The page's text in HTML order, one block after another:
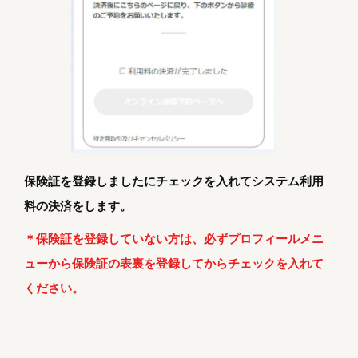
保険証を登録しましたにチェックを入れてシステム利用
料の決済をします。
＊保険証を登録していない方は、必ずプロフィールメニ
ューから保険証の表裏を登録してからチェックを入れて
ください。